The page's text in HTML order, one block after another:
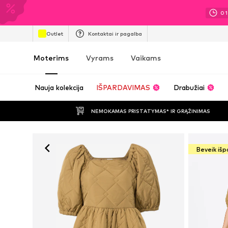
01
Outlet Kontaktai ir pagalba
Moterims Vyrams Vaikams
Nauja kolekcija IŠPARDAVIMAS Drabužiai
NEMOKAMAS PRISTATYMAS* IR GRĄŽINIMAS
Beveik